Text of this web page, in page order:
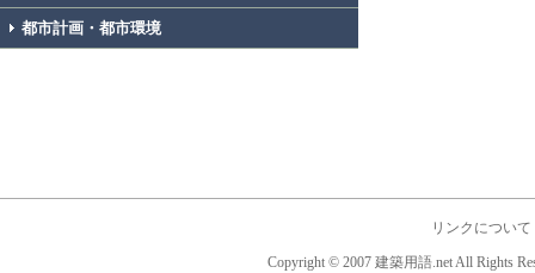
都市計画・都市環境
リンクについて
Copyright © 2007 建築用語.net All Rights